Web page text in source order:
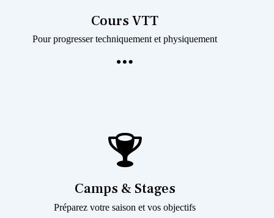
Cours VTT
Pour progresser techniquement et physiquement
Camps & Stages
Préparez votre saison et vos objectifs